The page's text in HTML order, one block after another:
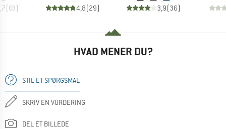
(63) 4,8(29) 3,9(36)
HVAD MENER DU?
STIL ET SPØRGSMÅL
SKRIV EN VURDERING
DEL ET BILLEDE